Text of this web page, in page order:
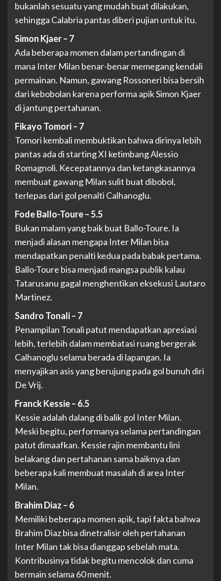
bukanlah sesuatu yang mudah buat dilakukan,
sehingga Calabria pantas diberi pujian untuk itu.
Simon Kjaer – 7
Ada beberapa momen dalam pertandingan di
mana Inter Milan benar-benar memegang kendali
permainan. Namun, gawang Rossoneri bisa bersih
dari kebobolan karena performa apik Simon Kjaer
di jantung pertahanan.
Fikayo Tomori – 7
Tomori kembali membuktikan bahwa dirinya lebih
pantas ada di starting XI ketimbang Alessio
Romagnoli. Kecepatannya dan ketangkasannya
membuat gawang Milan sulit buat dibobol,
terlepas dari gol penalti Calhanoglu.
Fode Ballo-Toure – 5.5
Bukan malam yang baik buat Ballo-Toure. Ia
menjadi alasan mengapa Inter Milan bisa
mendapatkan penalti kedua pada babak pertama.
Ballo-Toure bisa menjadi mangsa publik kalau
Tatarusanu gagal menghentikan eksekusi Lautaro
Martinez.
Sandro Tonali – 7
Penampilan Tonali patut mendapatkan apresiasi
lebih, terlebih dalam membatasi ruang bergerak
Calhanoglu selama berada di lapangan. Ia
menyajikan asis yang berujung pada gol bunuh diri
De Vrij.
Franck Kessie – 6.5
Kessie adalah dalang di balik gol Inter Milan.
Meski begitu, performanya selama pertandingan
patut dimaafkan. Kessie rajin membantu lini
belakang dan pertahanan sama baiknya dan
beberapa kali membuat masalah di area Inter
Milan.
Brahim Diaz – 6
Memiliki beberapa momen apik, tapi fakta bahwa
Brahim Diaz bisa dinetralisir oleh pertahanan
Inter Milan tak bisa dianggap sebelah mata.
Kontribusinya tidak begitu mencolok dan cuma
bermain selama 60 menit.